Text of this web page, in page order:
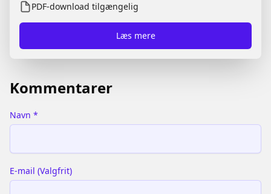
du vil have reglerne samlet ét sted, kan du også
downloade en **PDF** ved at trykke på **“Vis
PDF”** øverst på siden.
PDF-download tilgængelig
Læs mere
Kommentarer
Navn *
E-mail (Valgfrit)